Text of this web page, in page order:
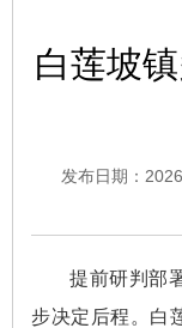
白莲坡
发布日期：
提前研判部
步决定后程。白